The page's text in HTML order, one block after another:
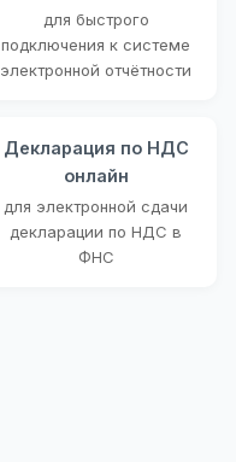
для быстрого
подключения к системе
электронной отчётности
Декларация по НДС
онлайн
для электронной сдачи
декларации по НДС в
ФНС